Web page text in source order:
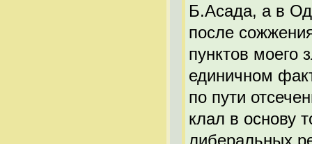
Б.Асада, а в
после
пунктов моего
единичном
по пути
клал в основу
либеральных